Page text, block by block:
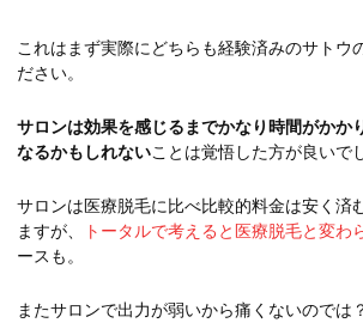
これはまず実際にどちらも経験済みのサトウ
ださい。
サロンは効果を感じるまでかなり時間がかか
なるかもしれないことは覚悟した方が良いで
サロンは医療脱毛に比べ比較的料金は安く済
ますが、
トータルで考えると医療脱毛と変わ
ースも。
またサロンで出力が弱いから痛くないのでは